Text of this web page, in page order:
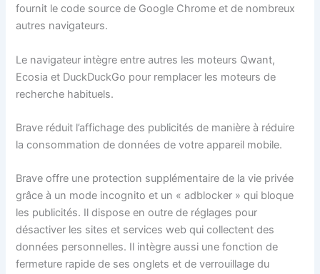
fournit le code source de Google Chrome et de nombreux
autres navigateurs.
Le navigateur intègre entre autres les moteurs Qwant,
Ecosia et DuckDuckGo pour remplacer les moteurs de
recherche habituels.
Brave réduit l’affichage des publicités de manière à réduire
la consommation de données de votre appareil mobile.
Brave offre une protection supplémentaire de la vie privée
grâce à un mode incognito et un « adblocker » qui bloque
les publicités. Il dispose en outre de réglages pour
désactiver les sites et services web qui collectent des
données personnelles. Il intègre aussi une fonction de
fermeture rapide de ses onglets et de verrouillage du